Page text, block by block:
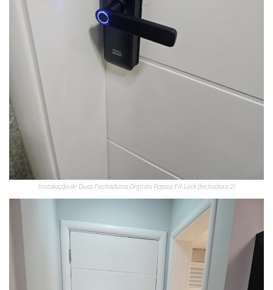
Instalação de Duas Fechaduras Digitais Papaiz Fit Lock (fechadura 2)